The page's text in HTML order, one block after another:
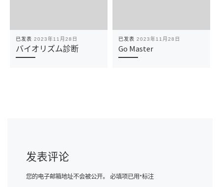
已发表 2023年11月28日
バイオリズム診断
已发表 2023年11月28日
Go Master
发表评论
您的电子邮箱地址不会被公开。 必填项已用*标注